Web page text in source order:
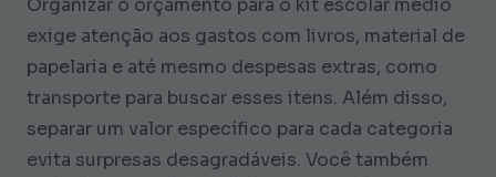
Organizar o orçamento para o kit escolar médio
exige atenção aos gastos com livros, material de
papelaria e até mesmo despesas extras, como
transporte para buscar esses itens. Além disso,
separar um valor específico para cada categoria
evita surpresas desagradáveis. Você também